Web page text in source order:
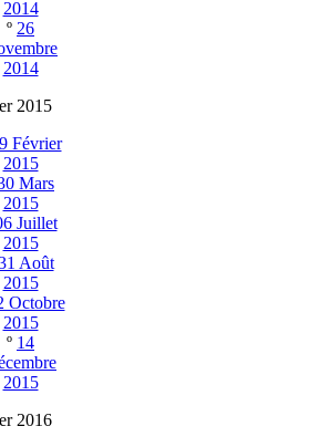
2014
º 26
2014
2015
Février
2015
Mars
2015
Juillet
2015
Août
2015
Octobre
2015
º 14
2015
2016